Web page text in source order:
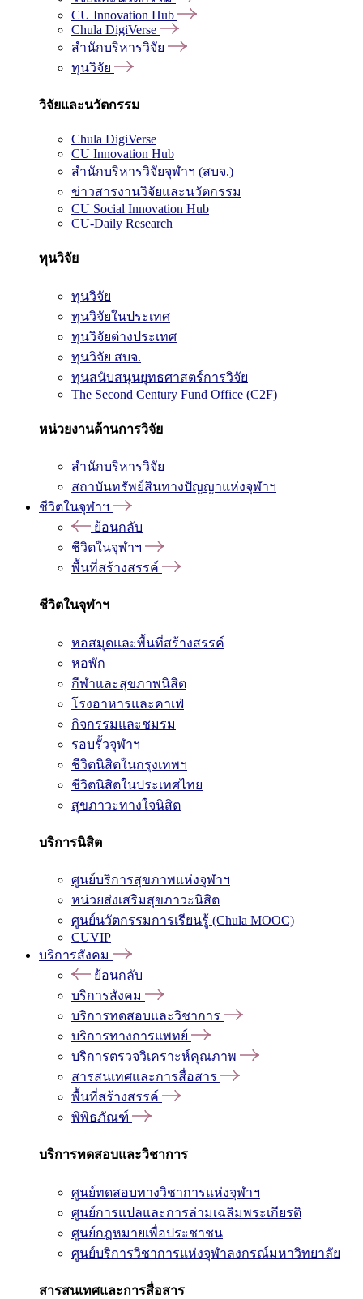
CU Innovation Hub
Chula DigiVerse
สำนักบริหารวิจัย
ทุนวิจัย
วิจัยและนวัตกรรม
Chula DigiVerse
CU Innovation Hub
สำนักบริหารวิจัยจุฬาฯ (สบจ.)
ข่าวสารงานวิจัยและนวัตกรรม
CU Social Innovation Hub
CU-Daily Research
ทุนวิจัย
ทุนวิจัย
ทุนวิจัยในประเทศ
ทุนวิจัยต่างประเทศ
ทุนวิจัย สบจ.
ทุนสนับสนุนยุทธศาสตร์การวิจัย
The Second Century Fund Office (C2F)
หน่วยงานด้านการวิจัย
สำนักบริหารวิจัย
สถาบันทรัพย์สินทางปัญญาแห่งจุฬาฯ
ชีวิตในจุฬาฯ
ย้อนกลับ
ชีวิตในจุฬาฯ
พื้นที่สร้างสรรค์
ชีวิตในจุฬาฯ
หอสมุดและพื้นที่สร้างสรรค์
หอพัก
กีฬาและสุขภาพนิสิต
โรงอาหารและคาเฟ่
กิจกรรมและชมรม
รอบรั้วจุฬาฯ
ชีวิตนิสิตในกรุงเทพฯ
ชีวิตนิสิตในประเทศไทย
สุขภาวะทางใจนิสิต
บริการนิสิต
ศูนย์บริการสุขภาพแห่งจุฬาฯ
หน่วยส่งเสริมสุขภาวะนิสิต
ศูนย์นวัตกรรมการเรียนรู้ (Chula MOOC)
CUVIP
บริการสังคม
ย้อนกลับ
บริการสังคม
บริการทดสอบและวิชาการ
บริการทางการแพทย์
บริการตรวจวิเคราะห์คุณภาพ
สารสนเทศและการสื่อสาร
พื้นที่สร้างสรรค์
พิพิธภัณฑ์
บริการทดสอบและวิชาการ
ศูนย์ทดสอบทางวิชาการแห่งจุฬาฯ
ศูนย์การแปลและการล่ามเฉลิมพระเกียรติ
ศูนย์กฎหมายเพื่อประชาชน
ศูนย์บริการวิชาการแห่งจุฬาลงกรณ์มหาวิทยาลัย
สารสนเทศและการสื่อสาร